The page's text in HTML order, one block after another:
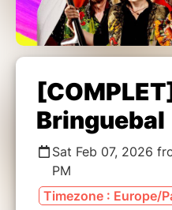
Bringuebal
Sat Feb 07, 2026
PM
Timezone : Europe/